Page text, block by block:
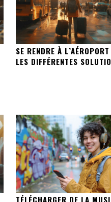
SE RENDRE À
LES DIFFÉRENTES
TÉLÉCHARGER DE LA